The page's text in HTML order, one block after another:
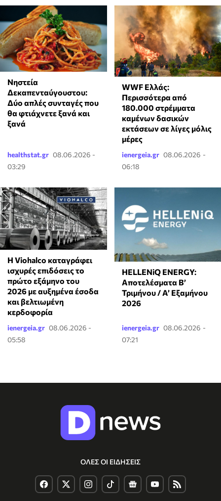
Νηστεία
Δεκαπενταύγουστου:
Δύο απλές συνταγές που
θα φτιάχνετε ξανά και
ξανά
healthstat.gr 08.06.2026 -
03:29
WWF Ελλάς:
Περισσότερα από
180.000 στρέμματα
καμένων δασικών
εκτάσεων σε λίγες μόλις
μέρες
ienergeia.gr 08.06.2026 -
06:18
Η Viohalco καταγράφει
ισχυρές επιδόσεις το
πρώτο εξάμηνο του
2026 με αυξημένα έσοδα
και βελτιωμένη
κερδοφορία
ienergeia.gr 08.06.2026 -
05:58
HELLENiQ ENERGY:
Αποτελέσματα Β’
Τριμήνου / Α’ Εξαμήνου
2026
ienergeia.gr 08.06.2026 -
07:21
ΟΛΕΣ ΟΙ ΕΙΔΗΣΕΙΣ